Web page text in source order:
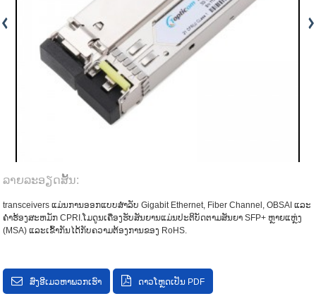
ລາຍ​ລະ​ອຽດ​ສັ້ນ​:
transceivers ແມ່ນການອອກແບບສໍາລັບ Gigabit Ethernet, Fiber Channel, OBSAI ແລະ
ຄໍາຮ້ອງສະຫມັກ CPRI.ໂມດູນເຄື່ອງຮັບສັນຍານແມ່ນປະຕິບັດຕາມສັນຍາ SFP+ ຫຼາຍແຫຼ່ງ
(MSA) ແລະເຂົ້າກັນໄດ້ກັບຄວາມຕ້ອງການຂອງ RoHS.
ສົ່ງອີເມວຫາພວກເຮົາ ດາວໂຫຼດເປັນ PDF